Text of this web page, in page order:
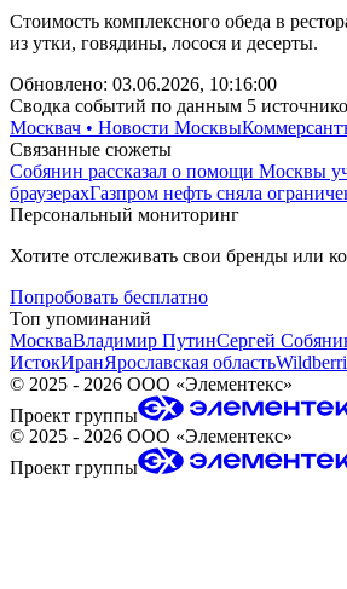
Стоимость комплексного обеда в
из утки, говядины, лосося и десерты.
Обновлено: 03.06.2026, 10:16:00
Сводка событий по данным 5
Москвач • Новости Москвы
Связанные сюжеты
Собянин рассказал о помощи Москвы
браузерахГазпром нефть сняла
Персональный мониторинг
Хотите отслеживать свои бренды или
Попробовать бесплатно
Топ упоминаний
МоскваВладимир ПутинСергей
ИстокИранЯрославская область
© 2025 - 2026 ООО «Элементекс»
Проект группы
© 2025 - 2026 ООО «Элементекс»
Проект группы